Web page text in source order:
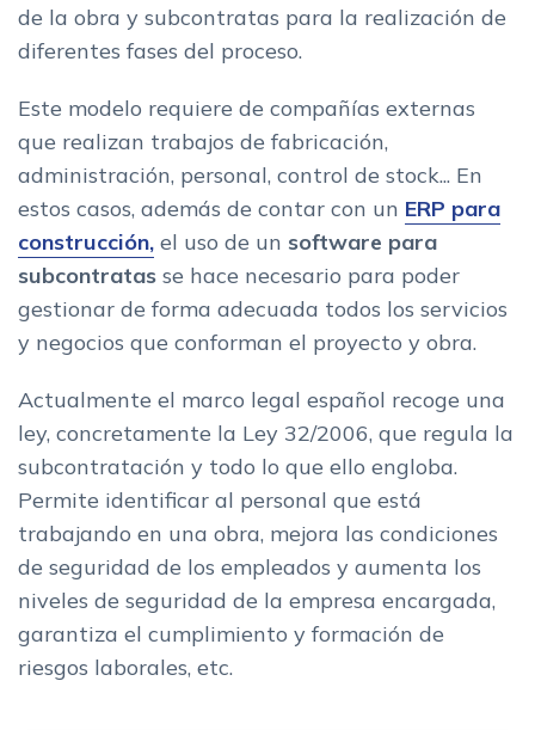
de la obra y subcontratas para la realización de
diferentes fases del proceso.
Este modelo requiere de compañías externas
que realizan trabajos de fabricación,
administración, personal, control de stock... En
estos casos, además de contar con un ERP para
construcción, el uso de un software para
subcontratas se hace necesario para poder
gestionar de forma adecuada todos los servicios
y negocios que conforman el proyecto y obra.
Actualmente el marco legal español recoge una
ley, concretamente la Ley 32/2006, que regula la
subcontratación y todo lo que ello engloba.
Permite identificar al personal que está
trabajando en una obra, mejora las condiciones
de seguridad de los empleados y aumenta los
niveles de seguridad de la empresa encargada,
garantiza el cumplimiento y formación de
riesgos laborales, etc.